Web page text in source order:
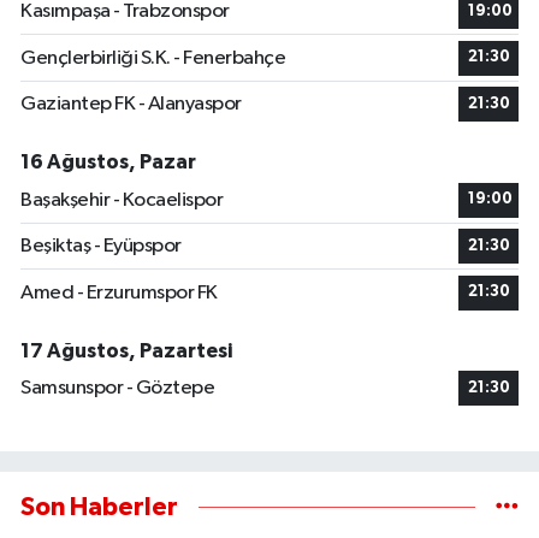
Kasımpaşa - Trabzonspor 19:00
Gençlerbirliği S.K. - Fenerbahçe 21:30
Gaziantep FK - Alanyaspor 21:30
16 Ağustos, Pazar
Başakşehir - Kocaelispor
19:00
Beşiktaş - Eyüpspor 21:30
Amed - Erzurumspor FK 21:30
17 Ağustos, Pazartesi
Samsunspor - Göztepe
21:30
Son Haberler